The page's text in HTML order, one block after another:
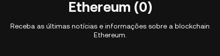
Ethereum (0)
Receba as últimas notícias e informações sobre a blockchain
Ethereum.